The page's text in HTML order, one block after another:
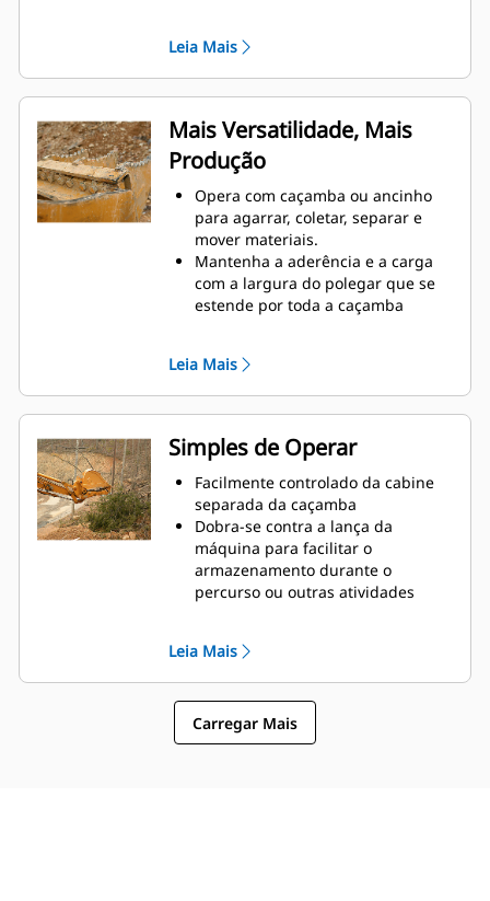
Conclua tarefas abaixo do nível,
verticais ou em áreas confinadas
com facilidade. Construir altos
muros de pedra e carregar
caminhões com laterais altas são
exemplos de quando o controle de
carga em altura é crítico.
Aumente a produtividade da
máquina desde a escavação até a
movimentação de materiais
Leia Mais
Mais Versatilidade, Mais
Produção
Opera com caçamba ou ancinho
para agarrar, coletar, separar e
mover materiais.
Mantenha a aderência e a carga
com a largura do polegar que se
estende por toda a caçamba
curvatura exclusiva do polegar e
as serrilhas nos dentes
Obtenha o melhor polegar para
suas tarefas. Com quatro
configurações de dentes, selecione
a melhor opção para agarrar
totalmente ou para posicionar a
lança durante o transporte.
Gerenciar várias acessórios de
uma frota é mais fácil com um
sistema acoplador. Os modelos de
de Engate Rápido Cat, permitindo
que máquinas de tamanhos
semelhantes compartilhem
polegares e outros acessórios.
Leia Mais
Simples de Operar
Facilmente controlado da cabine
separada da caçamba
Dobra-se contra a lança da
máquina para facilitar o
armazenamento durante o
percurso ou outras atividades
polegares uma opção de
propriedade e operação mais
simples e acessível do que as
garras
Leia Mais
Carregar Mais